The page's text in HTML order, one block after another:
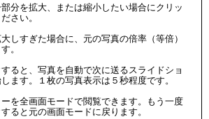
分を拡大、または縮小したい場合にクリッ
さい。
しすぎた場合に、元の写真の倍率（等倍）
。
ると、写真を自動で次に送るスライドショ
ます。１枚の写真表示は５秒程度です。
を全画面モードで閲覧できます。もう一度
ると元の画面モードに戻ります。